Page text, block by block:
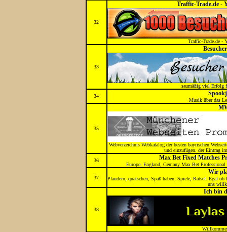
32
Traffic-Trade.de -
Traffic-Trade.de -
33
saumäßig viel Erfolg
34
Musik über das
35
Webverzeichnis Webkatalog der besten bayrischen
und einzufügen. der Eintrag
36
Max Bet Fixed Matches
Europe, England, Gemany Max Bet
37
Wir
Plaudern, quatschen, Spaß haben, Spiele, Rätsel. Egal
uns
38
Ich bin